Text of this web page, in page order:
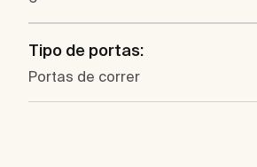
Tipo de portas:
Portas de correr